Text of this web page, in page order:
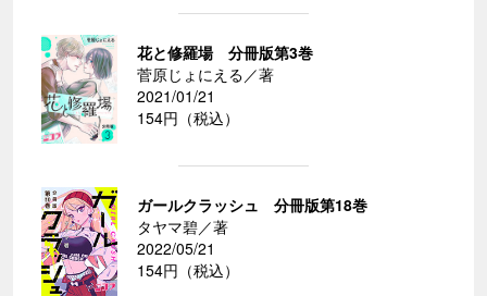
花と修羅場 分冊版第3巻
菅原じょにえる／著
2021/01/21
154円（税込）
ガールクラッシュ 分冊版第18巻
タヤマ碧／著
2022/05/21
154円（税込）